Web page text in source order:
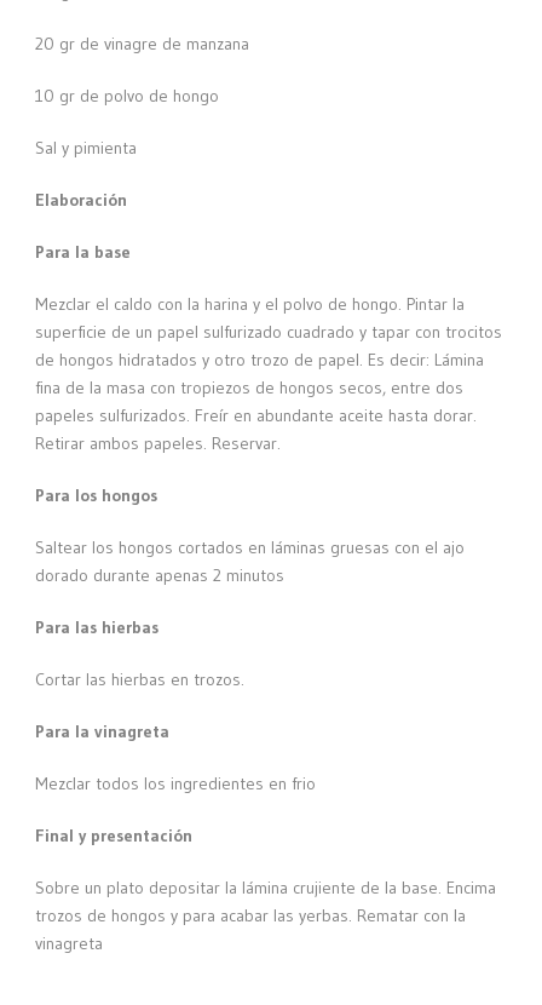
20 gr de vinagre de manzana
10 gr de polvo de hongo
Sal y pimienta
Elaboración
Para la base
Mezclar el caldo con la harina y el polvo de hongo. Pintar la
superficie de un papel sulfurizado cuadrado y tapar con trocitos
de hongos hidratados y otro trozo de papel. Es decir: Lámina
fina de la masa con tropiezos de hongos secos, entre dos
papeles sulfurizados. Freír en abundante aceite hasta dorar.
Retirar ambos papeles. Reservar.
Para los hongos
Saltear los hongos cortados en láminas gruesas con el ajo
dorado durante apenas 2 minutos
Para las hierbas
Cortar las hierbas en trozos.
Para la vinagreta
Mezclar todos los ingredientes en frio
Final y presentación
Sobre un plato depositar la lámina crujiente de la base. Encima
trozos de hongos y para acabar las yerbas. Rematar con la
vinagreta